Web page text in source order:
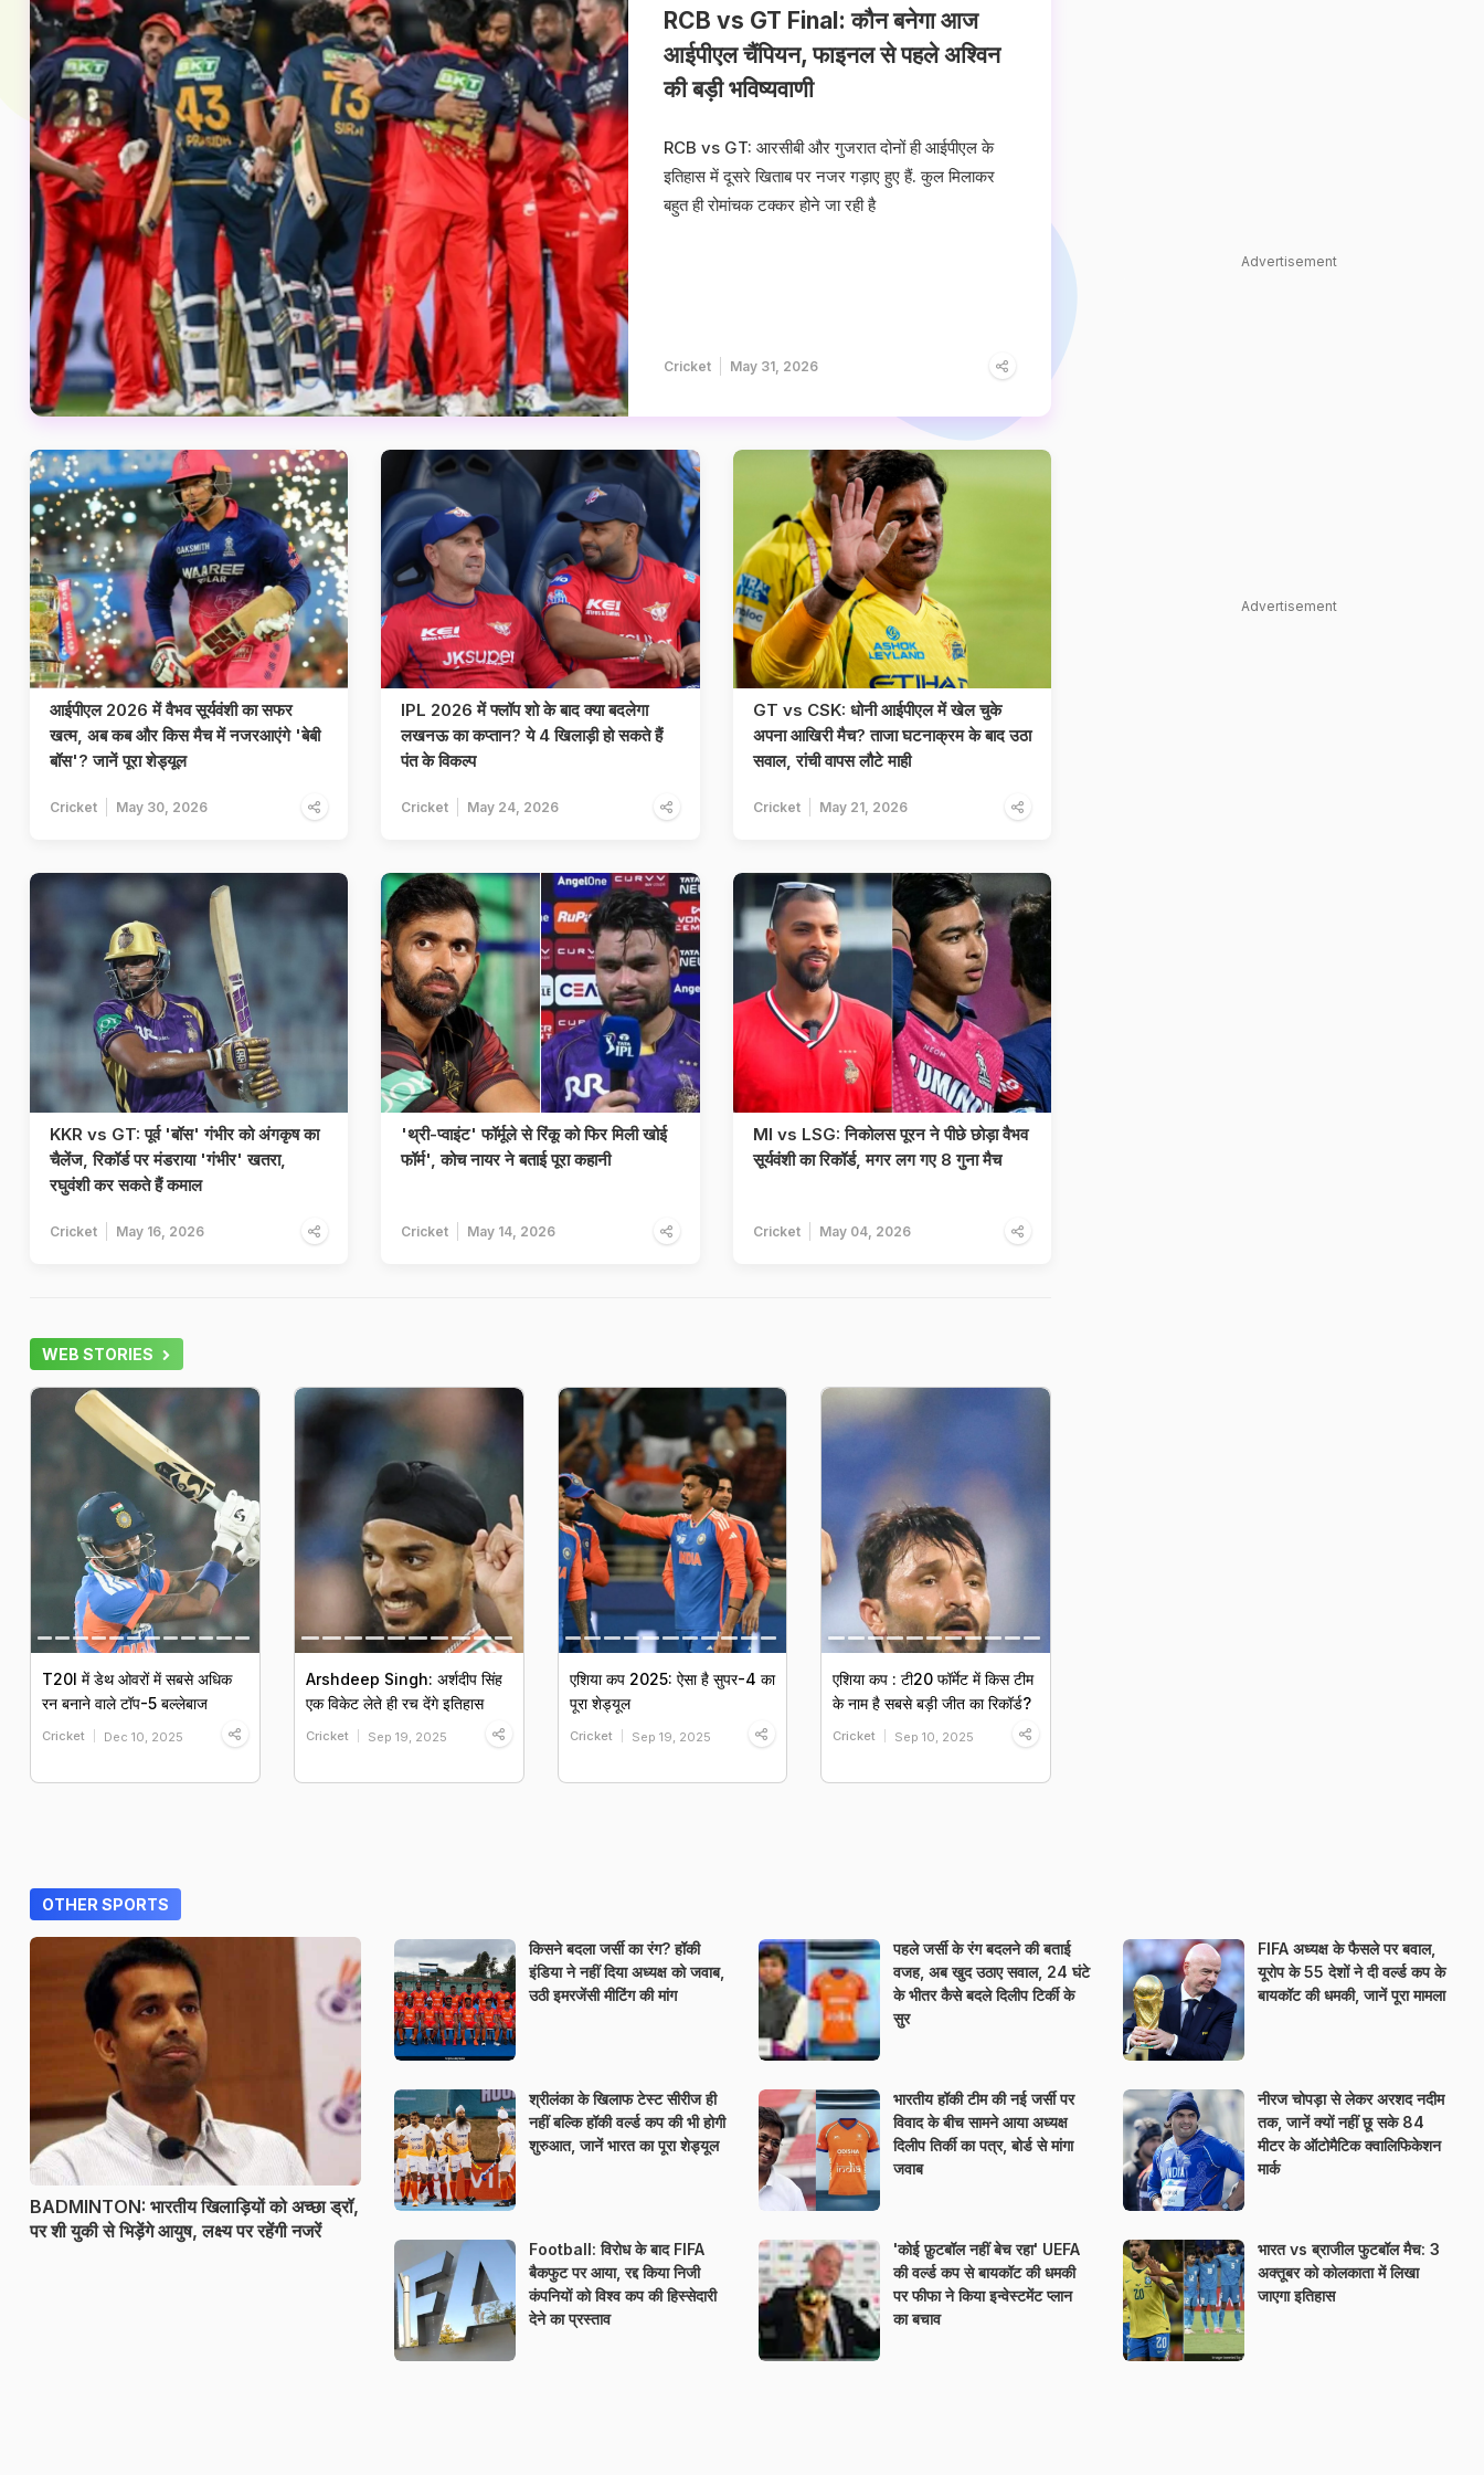
RCB vs GT Final: कौन बनेगा आज
आईपीएल चैंपियन, फाइनल से पहले अश्विन
की बड़ी भविष्यवाणी
RCB vs GT: आरसीबी और गुजरात दोनों ही आईपीएल के
इतिहास में दूसरे खिताब पर नजर गड़ाए हुए हैं. कुल मिलाकर
बहुत ही रोमांचक टक्कर होने जा रही है
Cricket May 31, 2026
आईपीएल 2026 में वैभव सूर्यवंशी का सफर
खत्म, अब कब और किस मैच में नजरआएंगे 'बेबी
बॉस'? जानें पूरा शेड्यूल
Cricket May 30, 2026
IPL 2026 में फ्लॉप शो के बाद क्या बदलेगा
लखनऊ का कप्तान? ये 4 खिलाड़ी हो सकते हैं
पंत के विकल्प
Cricket May 24, 2026
GT vs CSK: धोनी आईपीएल में खेल चुके
अपना आखिरी मैच? ताजा घटनाक्रम के बाद उठा
सवाल, रांची वापस लौटे माही
Cricket May 21, 2026
KKR vs GT: पूर्व 'बॉस' गंभीर को अंगकृष का
चैलेंज, रिकॉर्ड पर मंडराया 'गंभीर' खतरा,
रघुवंशी कर सकते हैं कमाल
Cricket May 16, 2026
'थ्री-प्वाइंट' फॉर्मूले से रिंकू को फिर मिली खोई
फॉर्म', कोच नायर ने बताई पूरा कहानी
Cricket May 14, 2026
MI vs LSG: निकोलस पूरन ने पीछे छोड़ा वैभव
सूर्यवंशी का रिकॉर्ड, मगर लग गए 8 गुना मैच
Cricket May 04, 2026
WEB STORIES
T20I में डेथ ओवरों में सबसे अधिक
रन बनाने वाले टॉप-5 बल्लेबाज
Cricket Dec 10, 2025
Arshdeep Singh: अर्शदीप सिंह
एक विकेट लेते ही रच देंगे इतिहास
Cricket Sep 19, 2025
एशिया कप 2025: ऐसा है सुपर-4 का
पूरा शेड्यूल
Cricket Sep 19, 2025
एशिया कप : टी20 फॉर्मेट में किस टीम
के नाम है सबसे बड़ी जीत का रिकॉर्ड?
Cricket Sep 10, 2025
Advertisement
Advertisement
OTHER SPORTS
BADMINTON: भारतीय खिलाड़ियों को अच्छा ड्रॉ,
पर शी युकी से भिड़ेंगे आयुष, लक्ष्य पर रहेंगी नजरें
किसने बदला जर्सी का रंग? हॉकी
इंडिया ने नहीं दिया अध्यक्ष को जवाब,
उठी इमरजेंसी मीटिंग की मांग
श्रीलंका के खिलाफ टेस्ट सीरीज ही
नहीं बल्कि हॉकी वर्ल्ड कप की भी होगी
शुरुआत, जानें भारत का पूरा शेड्यूल
Football: विरोध के बाद FIFA
बैकफुट पर आया, रद्द किया निजी
कंपनियों को विश्व कप की हिस्सेदारी
देने का प्रस्ताव
पहले जर्सी के रंग बदलने की बताई
वजह, अब खुद उठाए सवाल, 24 घंटे
के भीतर कैसे बदले दिलीप टिर्की के
सुर
भारतीय हॉकी टीम की नई जर्सी पर
विवाद के बीच सामने आया अध्यक्ष
दिलीप तिर्की का पत्र, बोर्ड से मांगा
जवाब
'कोई फ़ुटबॉल नहीं बेच रहा' UEFA
की वर्ल्ड कप से बायकॉट की धमकी
पर फीफा ने किया इन्वेस्टमेंट प्लान
का बचाव
FIFA अध्यक्ष के फैसले पर बवाल,
यूरोप के 55 देशों ने दी वर्ल्ड कप के
बायकॉट की धमकी, जानें पूरा मामला
नीरज चोपड़ा से लेकर अरशद नदीम
तक, जानें क्यों नहीं छू सके 84
मीटर के ऑटोमैटिक क्वालिफिकेशन
मार्क
भारत vs ब्राजील फुटबॉल मैच: 3
अक्तूबर को कोलकाता में लिखा
जाएगा इतिहास